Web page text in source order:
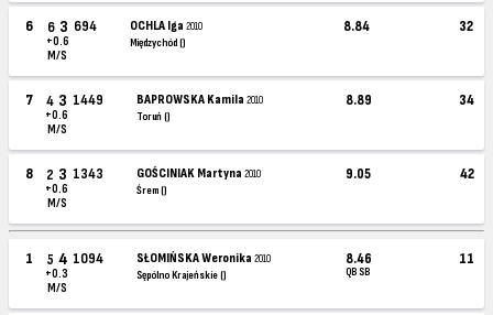
6 6 3
+0.6
M/S
694 OCHLA Iga2010
Międzychód ()
8.84 32
7 4 3
+0.6
M/S
1449 BAPROWSKA Kamila 2010
Toruń ()
8.89 34
8 2 3
+0.6
M/S
1343 GOŚCINIAK Martyna 2010
Śrem ()
9.05 42
1 5 4
+0.3
M/S
1094 SŁOMIŃSKA Weronika 2010
Sępólno Krajeńskie ()
8.46
QB SB
11